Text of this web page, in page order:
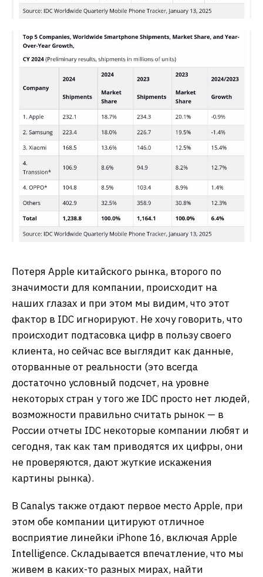
Потеря Apple китайского рынка, второго по
значимости для компании, происходит на
наших глазах и при этом мы видим, что этот
фактор в IDC игнорируют. Не хочу говорить, что
происходит подтасовка цифр в пользу своего
клиента, но сейчас все выглядит как данные,
оторванные от реальности (это всегда
достаточно условный подсчет, на уровне
некоторых стран у того же IDC просто нет людей,
возможности правильно считать рынок — в
России отчеты IDC некоторые компании любят и
сегодня, так как там приводятся их цифры, они
не проверяются, дают жуткие искажения
картины рынка).
В Canalys также отдают первое место Apple, при
этом обе компании цитируют отличное
восприятие линейки iPhone 16, включая Apple
Intelligence. Складывается впечатление, что мы
живем в каких-то разных мирах, найти